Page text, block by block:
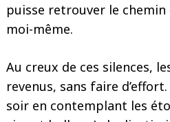
puisse retrouver le chemin
moi-même.
Au creux de ces silences,
revenus, sans faire
soir en contemplant les